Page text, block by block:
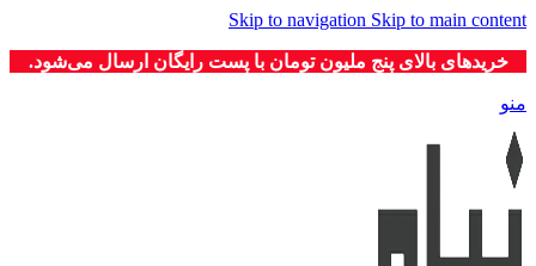
Skip to navigation Skip to main content
خریدهای بالای پنج ملیون تومان با پست رایگان ارسال می‌شود.
منو